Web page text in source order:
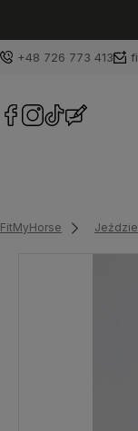
+48 726 773 413
FitMyHorse